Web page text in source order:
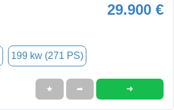
29.900 €
199 kw (271 PS)
★ ➦ ➜